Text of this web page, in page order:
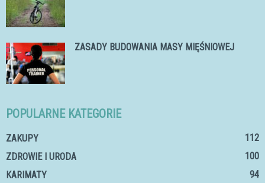
ZASADY BUDOWANIA MASY MIĘŚNIOWEJ
POPULARNE KATEGORIE
ZAKUPY
112
ZDROWIE I URODA
100
KARIMATY
94